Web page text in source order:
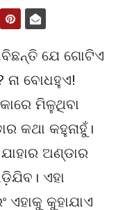
ଯେ ଗୋଟିଏ
ବୋଧହୁଏ!
ମିଳୁଥିବା
କଥା କହୁନାହୁଁ।
ଅଣ୍ଡାର
ଏହା
ଏହାକୁ କୁହାଯାଏ